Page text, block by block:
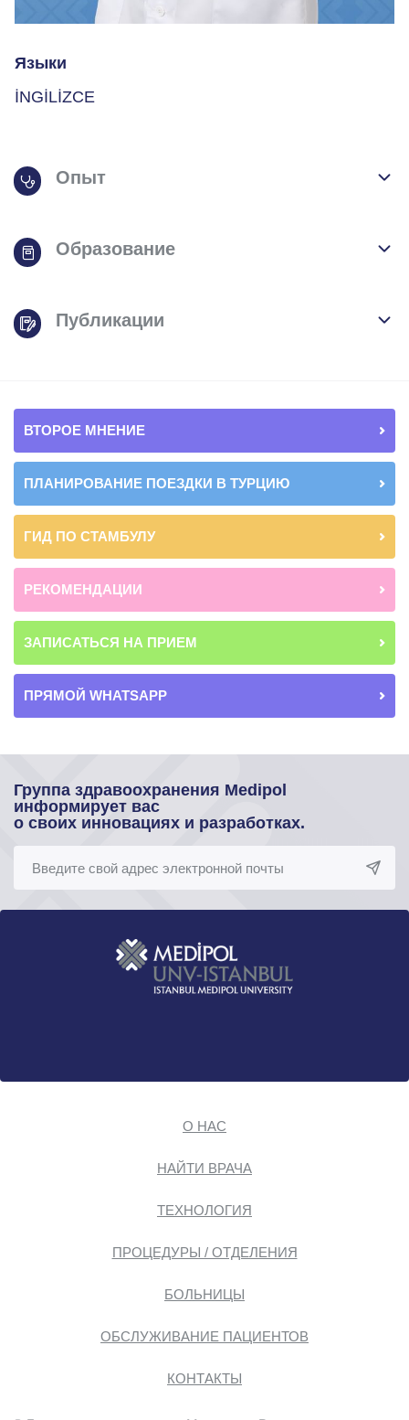
Языки
İNGİLİZCE
Опыт
Образование
Публикации
ВТОРОЕ МНЕНИЕ
ПЛАНИРОВАНИЕ ПОЕЗДКИ В ТУРЦИЮ
ГИД ПО СТАМБУЛУ
РЕКОМЕНДАЦИИ
ЗАПИСАТЬСЯ НА ПРИЕМ
ПРЯМОЙ WHATSAPP
Группа здравоохранения Medipol
информирует вас
о своих инновациях и разработках.
О НАС
НАЙТИ ВРАЧА
ТЕХНОЛОГИЯ
ПРОЦЕДУРЫ / ОТДЕЛЕНИЯ
БОЛЬНИЦЫ
ОБСЛУЖИВАНИЕ ПАЦИЕНТОВ
КОНТАКТЫ